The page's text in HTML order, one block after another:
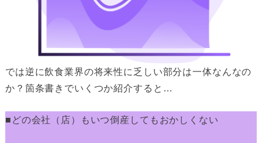
では逆に飲食業界の将来性に乏しい部分は一体なんなの
か？箇条書きでいくつか紹介すると…
■どの会社（店）もいつ倒産してもおかしくない